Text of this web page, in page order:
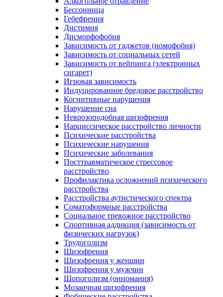
Бессонница
Гебефрения
Дистимия
Дисморфофобия
Зависимость от гаджетов (номофобия)
Зависимость от социальных сетей
Зависимость от вейпинга (электронных
сигарет)
Игровая зависимость
Индуцированное бредовое расстройство
Когнитивные нарушения
Нарушение сна
Неврозоподобная шизофрения
Нарциссическое расстройство личности
Психические расстройства
Психические нарушения
Психические заболевания
Посттравматическое стрессовое
расстройство
Профилактика осложнений психического
расстройства
Расстройства аутистического спектра
Соматоформные расстройства
Социальное тревожное расстройство
Спортивная аддикция (зависимость от
физических нагрузок)
Трудоголизм
Шизофрения
Шизофрения у женщин
Шизофрения у мужчин
Шопоголизм (ониомания)
Мозаичная шизофрения